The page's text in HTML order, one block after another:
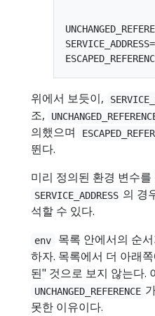
위에서 보듯이,
조,
의했으며
뛴다.
미리 정의된 환경 변수를
SERVICE_ADDRESS 의 경
석할 수 있다.
env
목록 안에서의 순
하자. 목록에서 더 아래
된" 것으로 보지 않는다.
UNCHANGED_REFERENCE
못한 이유이다.